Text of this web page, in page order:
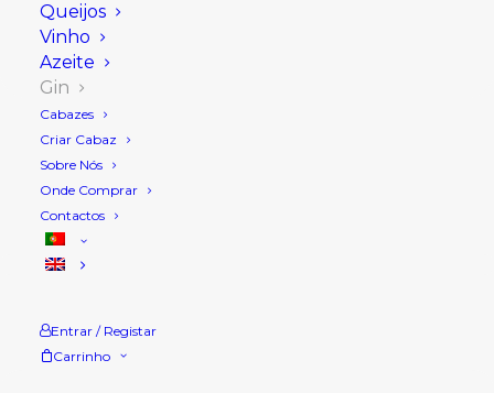
Queijos
Vinho
Azeite
Gin
Cabazes
Criar Cabaz
Sobre Nós
Onde Comprar
Contactos
Entrar / Registar
Carrinho